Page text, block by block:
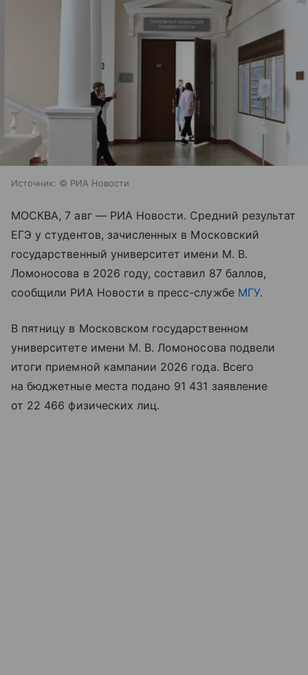
Источник: © РИА Новости
МОСКВА, 7 авг — РИА Новости. Средний результат
ЕГЭ у студентов, зачисленных в Московский
государственный университет имени М. В.
Ломоносова в 2026 году, составил 87 баллов,
сообщили РИА Новости в пресс-службе МГУ.
В пятницу в Московском государственном
университете имени М. В. Ломоносова подвели
итоги приемной кампании 2026 года. Всего
на бюджетные места подано 91 431 заявление
от 22 466 физических лиц.